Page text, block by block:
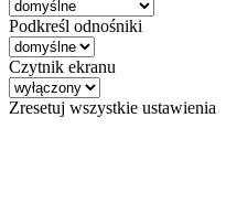
Podkreśl odnośniki
Czytnik ekranu
Zresetuj wszystkie ustawienia